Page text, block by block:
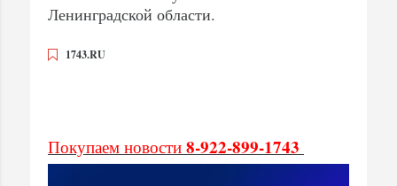
Ленинградской области.
1743.RU
Покупаем новости 8-922-899-1743